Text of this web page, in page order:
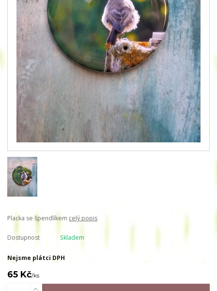
Placka se špendlíkem celý popis
Dostupnost Skladem
Nejsme plátci DPH
65 Kč/ks